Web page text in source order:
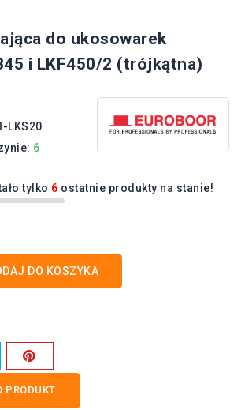
do ukosowarek
i LKF450/2 (trójkątna)
LKS20
6
tylko 6 ostatnie produkty na stanie!
DO KOSZYKA
PRODUKT